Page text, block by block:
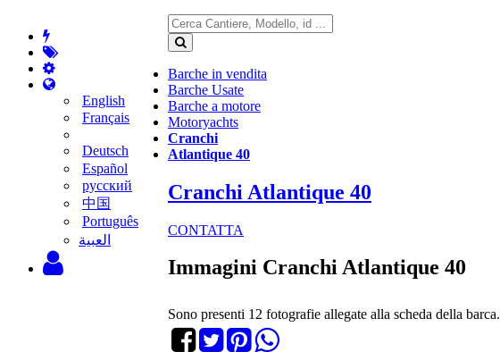
English
Français
Deutsch
Español
русский
中国
Português
‫العبية
Barche in vendita
Barche Usate
Barche a motore
Motoryachts
Cranchi
Atlantique 40
Cranchi Atlantique 40
CONTATTA
Immagini Cranchi Atlantique 40
Sono presenti 12 fotografie allegate alla scheda della barca.